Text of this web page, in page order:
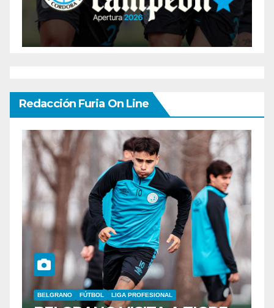
Redacción Furia On Line
BELGRANO FÚTBOL LIGA PROFESIONAL